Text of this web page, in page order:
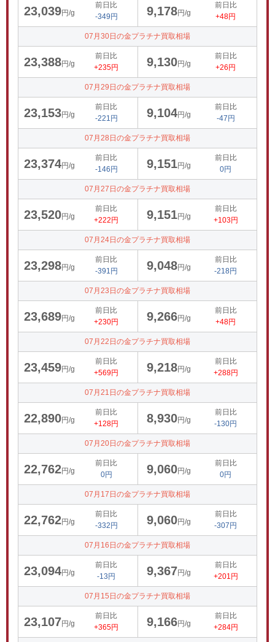
23,039円/g
前日比
-349円
9,178円/g
前日比
+48円
07月30日の金プラチナ買取相場
23,388円/g
前日比
+235円
9,130円/g
前日比
+26円
07月29日の金プラチナ買取相場
23,153円/g
前日比
-221円
9,104円/g
前日比
-47円
07月28日の金プラチナ買取相場
23,374円/g
前日比
-146円
9,151円/g
前日比
0円
07月27日の金プラチナ買取相場
23,520円/g
前日比
+222円
9,151円/g
前日比
+103円
07月24日の金プラチナ買取相場
23,298円/g
前日比
-391円
9,048円/g
前日比
-218円
07月23日の金プラチナ買取相場
23,689円/g
前日比
+230円
9,266円/g
前日比
+48円
07月22日の金プラチナ買取相場
23,459円/g
前日比
+569円
9,218円/g
前日比
+288円
07月21日の金プラチナ買取相場
22,890円/g
前日比
+128円
8,930円/g
前日比
-130円
07月20日の金プラチナ買取相場
22,762円/g
前日比
0円
9,060円/g
前日比
0円
07月17日の金プラチナ買取相場
22,762円/g
前日比
-332円
9,060円/g
前日比
-307円
07月16日の金プラチナ買取相場
23,094円/g
前日比
-13円
9,367円/g
前日比
+201円
07月15日の金プラチナ買取相場
23,107円/g
前日比
+365円
9,166円/g
前日比
+284円